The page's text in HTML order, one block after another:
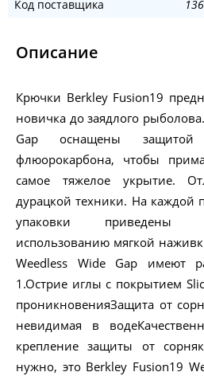
Код поставщика
Описание
Крючки Berkley Fusion19
новичка до заядлого
Gap оснащены
флюорокарбона, чтобы
самое тяжелое укрытие.
дурацкой техники. На каждой
упаковки приведены
использованию мягкой
Weedless Wide Gap
1.Острие иглы с покрытием
проникновенияЗащита от
невидимая в
крепление защиты от
нужно, это Berkley Fusion19